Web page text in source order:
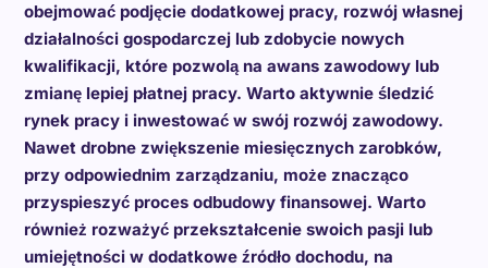
obejmować podjęcie dodatkowej pracy, rozwój własnej
działalności gospodarczej lub zdobycie nowych
kwalifikacji, które pozwolą na awans zawodowy lub
zmianę lepiej płatnej pracy. Warto aktywnie śledzić
rynek pracy i inwestować w swój rozwój zawodowy.
Nawet drobne zwiększenie miesięcznych zarobków,
przy odpowiednim zarządzaniu, może znacząco
przyspieszyć proces odbudowy finansowej. Warto
również rozważyć przekształcenie swoich pasji lub
umiejętności w dodatkowe źródło dochodu, na